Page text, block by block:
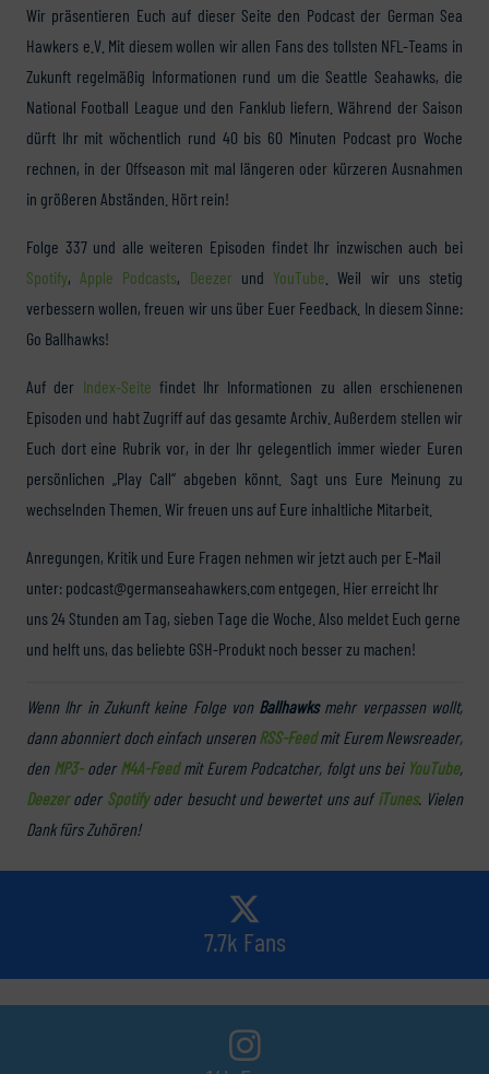
Wir präsentieren Euch auf dieser Seite den Podcast der German Sea
Hawkers e.V. Mit diesem wollen wir allen Fans des tollsten NFL-Teams in
Zukunft regelmäßig Informationen rund um die Seattle Seahawks, die
National Football League und den Fanklub liefern. Während der Saison
dürft Ihr mit wöchentlich rund 40 bis 60 Minuten Podcast pro Woche
rechnen, in der Offseason mit mal längeren oder kürzeren Ausnahmen
in größeren Abständen. Hört rein!
Folge 337 und alle weiteren Episoden findet Ihr inzwischen auch bei
Spotify,Apple Podcasts, Deezer und YouTube . Weil wir uns stetig
verbessern wollen, freuen wir uns über Euer Feedback. In diesem Sinne:
Go Ballhawks!
Auf der Index-Seite findet Ihr Informationen zu allen erschienenen
Episoden und habt Zugriff auf das gesamte Archiv. Außerdem stellen wir
Euch dort eine Rubrik vor, in der Ihr gelegentlich immer wieder Euren
persönlichen „Play Call“ abgeben könnt. Sagt uns Eure Meinung zu
wechselnden Themen. Wir freuen uns auf Eure inhaltliche Mitarbeit.
Anregungen, Kritik und Eure Fragen nehmen wir jetzt auch per E-Mail
unter: podcast@germanseahawkers.com entgegen. Hier erreicht Ihr
uns 24 Stunden am Tag, sieben Tage die Woche. Also meldet Euch gerne
und helft uns, das beliebte GSH-Produkt noch besser zu machen!
Wenn Ihr in Zukunft keine Folge von Ballhawksmehr verpassen wollt,
dann abonniert doch einfach unserenRSS-Feedmit Eurem Newsreader,
den MP3-oder M4A-Feedmit Eurem Podcatcher, folgt uns bei YouTube,
Deezeroder Spotifyoder besucht und bewertet uns aufiTunes. Vielen
Dank fürs Zuhören!
7.7k Fans